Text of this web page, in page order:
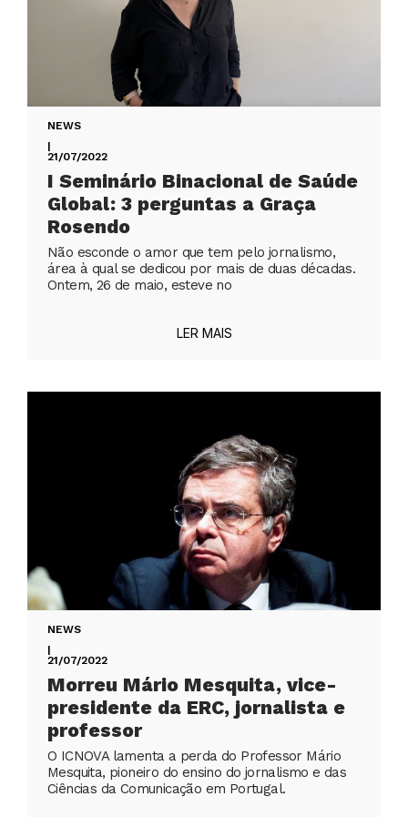
NEWS
|
21/07/2022
I Seminário Binacional de Saúde
Global: 3 perguntas a Graça
Rosendo
Não esconde o amor que tem pelo jornalismo,
área à qual se dedicou por mais de duas décadas.
Ontem, 26 de maio, esteve no
LER MAIS
NEWS
|
21/07/2022
Morreu Mário Mesquita, vice-
presidente da ERC, jornalista e
professor
O ICNOVA lamenta a perda do Professor Mário
Mesquita, pioneiro do ensino do jornalismo e das
Ciências da Comunicação em Portugal.